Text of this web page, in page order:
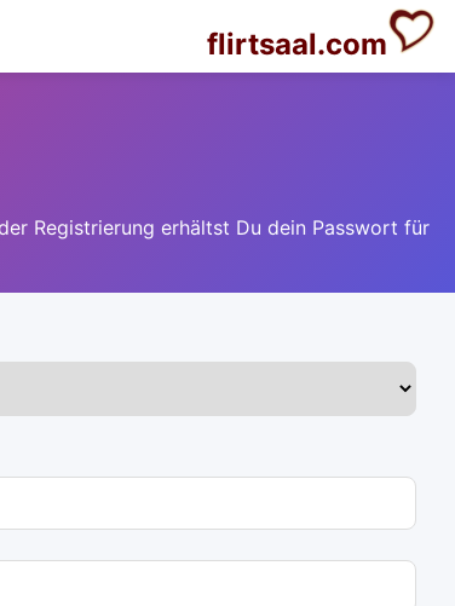
flirtsaal.com
Registrierung erhältst Du dein Passwort für